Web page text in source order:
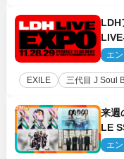
LDH
エ
EXILE 三代目 J Soul
来週
LE
パフ
エ